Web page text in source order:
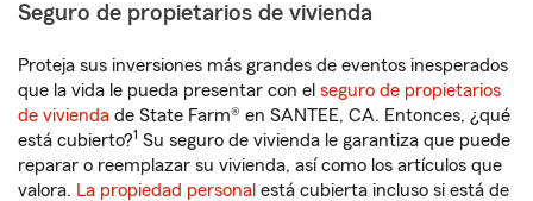
Seguro de propietarios de vivienda
Proteja sus inversiones más grandes de eventos inesperados
que la vida le pueda presentar con el seguro de propietarios
de vivienda de State Farm® en SANTEE, CA. Entonces, ¿qué
está cubierto?1 Su seguro de vivienda le garantiza que puede
reparar o reemplazar su vivienda, así como los artículos que
valora. La propiedad personal está cubierta incluso si está de